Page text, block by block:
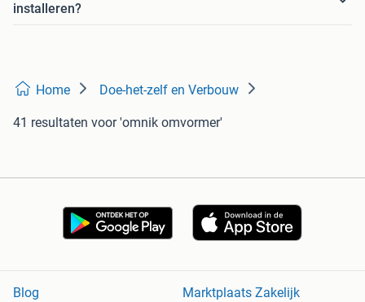
installeren?
Home Doe-het-zelf en Verbouw
41 resultaten voor 'omnik omvormer'
Blog
Marktplaats Zakelijk